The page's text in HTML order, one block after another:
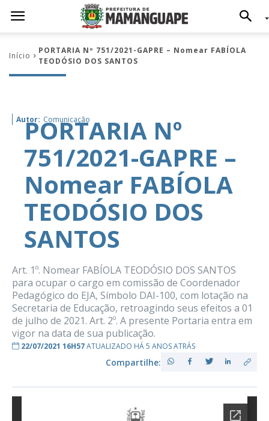
Início
PORTARIA Nº 751/2021-GAPRE – Nomear FABÍOLA
TEODÓSIO DOS SANTOS
Autor: Comunicação
PORTARIA Nº
751/2021-GAPRE –
Nomear FABÍOLA
TEODÓSIO DOS
SANTOS
Art. 1º. Nomear FABÍOLA TEODÓSIO DOS SANTOS
para ocupar o cargo em comissão de Coordenador
Pedagógico do EJA, Símbolo DAI-100, com lotação na
Secretaria de Educação, retroagindo seus efeitos a 01
de julho de 2021. Art. 2º. A presente Portaria entra em
vigor na data de sua publicação.
22/07/2021 16H57ATUALIZADO HÁ 5 ANOS ATRÁS
Compartilhe: